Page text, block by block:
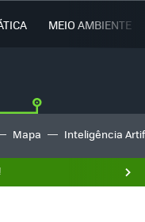
MEIO AMBIENTE
Mapa Inteligência